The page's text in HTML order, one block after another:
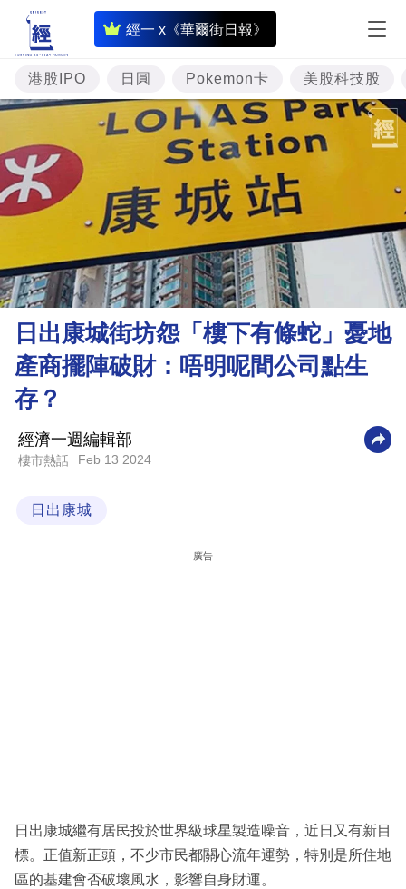
經一 x《華爾街日報》
即
時
財
經
專
投
資
樓
市
理
財
商
科
技
港股IPO 日圓 Pokemon卡 美股科技股
日出康城街坊怨「樓下有條蛇」憂地
產商擺陣破財：唔明呢間公司點生
存？
經濟一週編輯部
樓市熱話 Feb 13 2024
日出康城
廣告
日出康城繼有居民投於世界級球星製造噪音，近日又有新目
標。正值新正頭，不少市民都關心流年運勢，特別是所住地
區的基建會否破壞風水，影響自身財運。